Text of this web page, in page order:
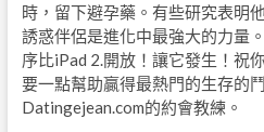
時，留下避孕藥。有些研究表明
誘惑伴侶是進化中最強大的力量
序比iPad 2.開放！讓它發生！祝
要一點幫助贏得最熱門的生存的
Datingejean.com的約會教練。